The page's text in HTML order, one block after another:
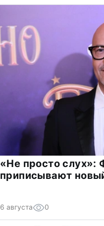
«Не просто слух»:
приписывают
6 августа 0